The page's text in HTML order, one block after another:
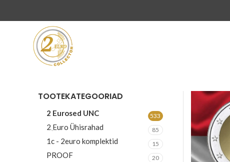
TOOTEKATEGOORIAD
2 Eurosed UNC 533
2 Euro Ühisrahad 85
1c - 2euro komplektid 15
PROOF 20